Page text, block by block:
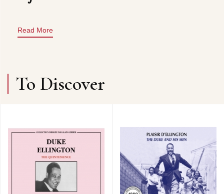
Read More
To Discover